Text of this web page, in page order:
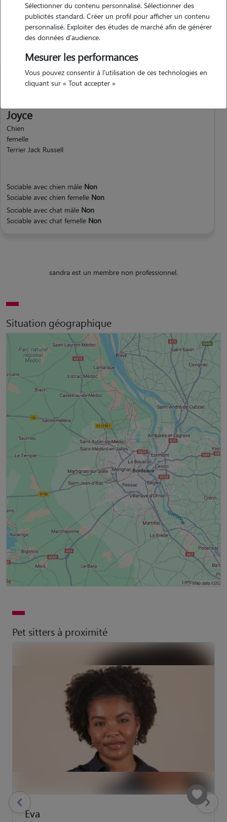
Animaux
Joyce
Chien
femelle
Terrier Jack Russell
Sociable avec chien mâle Non
Sociable avec chien femelle Non
Sociable avec chat mâle Non
Sociable avec chat femelle Non
sandra est un membre non professionnel.
Situation géographique
Pet sitters à proximité
Eva
previous Suivant
Sélectionner du contenu personnalisé. Sélectionner des
publicités standard. Créer un profil pour afficher un contenu
personnalisé. Exploiter des études de marché afin de générer
des données d'audience.
Mesurer les performances
Vous pouvez consentir à l'utilisation de ces technologies en
cliquant sur « Tout accepter »